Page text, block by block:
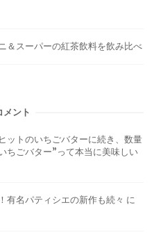
＆スーパーの紅茶飲料を飲み比べ
メント
ットのいちごバターに続き、数量
ちごバター”って本当に美味しい
有名パティシエの新作も続々 に